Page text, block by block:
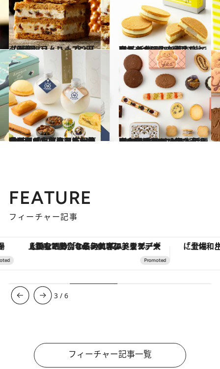
2025.3.9
【画像】ラムレーズンバターミルフィユ 1,782円（3個入り）。
グルメ 2025.2.8
京都＆大阪の老舗名店も！ 近畿7県の絶品お土産ガイド2025《個包装で配りやすい》
グルメ
2025.12.28
大阪駅「大丸梅田店」で手に入れたいキュートな猫デザインのクッキー缶や思わずくすりと笑ってしまうチョコレート、上品なネオ和菓子など個性豊かな10品【ベスト記事2025】
贈りもの 2025.12.28
東京駅「グランスタ東京」で注目の10点！ 話題の(NO) RAISIN SANDWICHやピエール マルコリーニ、Mr. CHEESECAKEの限定品など心躍る品々【ベスト記事2025】
贈りもの
FEATURE
フィーチャー記事
【銀座で出合う最旬美容】美髪ケアや上質な眠り…セルフケアのアップデートから、特別な名入れギフトまで。大人のための「ReFa GINZA」クルーズ
3 /6
フィーチャー記事一覧